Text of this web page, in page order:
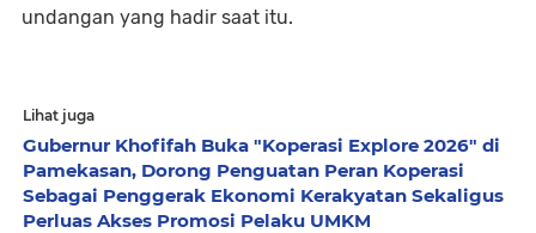
undangan yang hadir saat itu.
Lihat juga
Gubernur Khofifah Buka "Koperasi Explore 2026" di
Pamekasan, Dorong Penguatan Peran Koperasi
Sebagai Penggerak Ekonomi Kerakyatan Sekaligus
Perluas Akses Promosi Pelaku UMKM